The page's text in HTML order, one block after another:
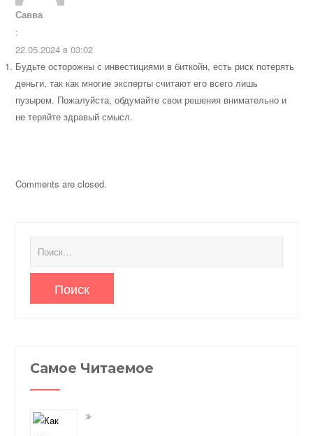
Савва
:
22.05.2024 в 03:02
Будьте осторожны с инвестициями в биткойн, есть риск потерять
деньги, так как многие эксперты считают его всего лишь
пузырем. Пожалуйста, обдумайте свои решения внимательно и
не теряйте здравый смысл.
Comments are closed.
Самое Читаемое